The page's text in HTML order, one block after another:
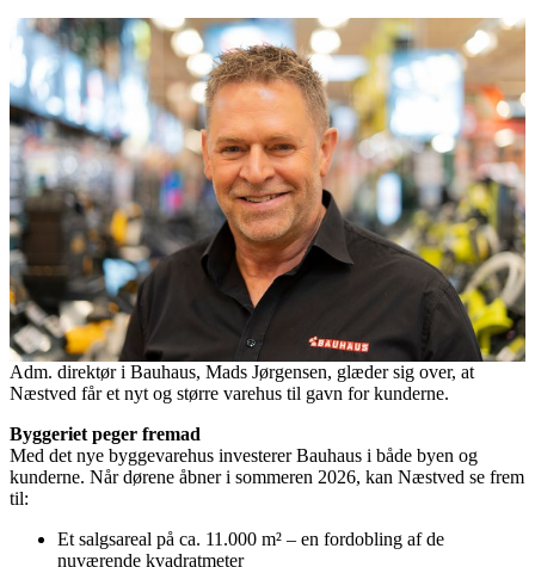
Adm. direktør i Bauhaus, Mads Jørgensen, glæder sig over, at
Næstved får et nyt og større varehus til gavn for kunderne.
Byggeriet peger fremad
Med det nye byggevarehus investerer Bauhaus i både byen og
kunderne. Når dørene åbner i sommeren 2026, kan Næstved se frem
til:
Et salgsareal på ca. 11.000 m² – en fordobling af de
nuværende kvadratmeter